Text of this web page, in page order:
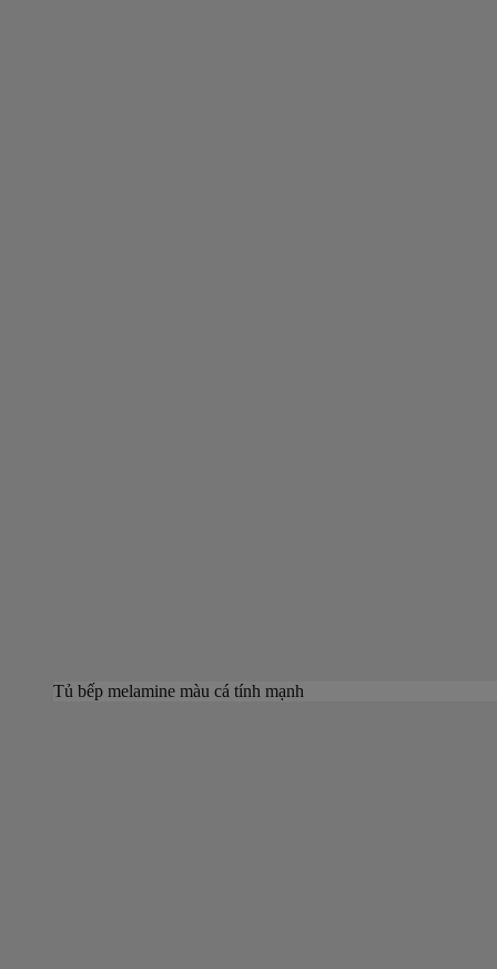
Tủ bếp melamine màu cá tính mạnh